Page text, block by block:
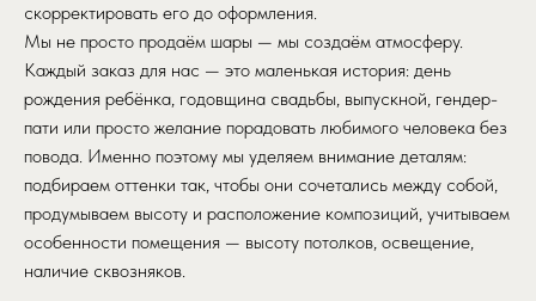
скорректировать его до оформления.
Мы не просто продаём шары — мы создаём атмосферу.
Каждый заказ для нас — это маленькая история: день
рождения ребёнка, годовщина свадьбы, выпускной, гендер-
пати или просто желание порадовать любимого человека без
повода. Именно поэтому мы уделяем внимание деталям:
подбираем оттенки так, чтобы они сочетались между собой,
продумываем высоту и расположение композиций, учитываем
особенности помещения — высоту потолков, освещение,
наличие сквозняков.